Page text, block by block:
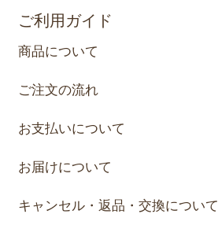
ご利用ガイド
商品について
ご注文の流れ
お支払いについて
お届けについて
キャンセル・返品・交換について